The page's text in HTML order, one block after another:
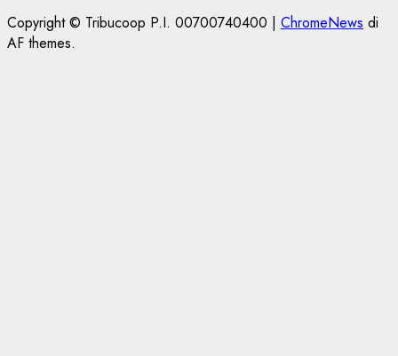
Copyright © Tribucoop P.I. 00700740400 | ChromeNews di
AF themes.